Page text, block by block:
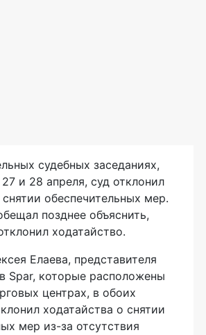
судебных заседаниях,
и 28 апреля, суд отклонил
обеспечительных мер.
позднее объяснить,
ходатайство.
Елаева, представителя
Spar, которые расположены
центрах, в обоих
ходатайства о снятии
мер из-за отсутствия